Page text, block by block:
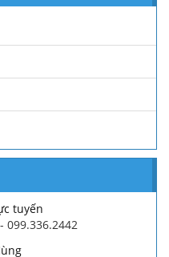
099.336.2442